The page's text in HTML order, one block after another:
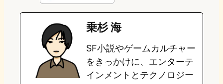
e
t
o
d
o
e
s
k
y
e
o
o
e
a
乗杉 海
SF小説やゲームカルチャー
をきっかけに、エンターテ
インメントとテクノロジー